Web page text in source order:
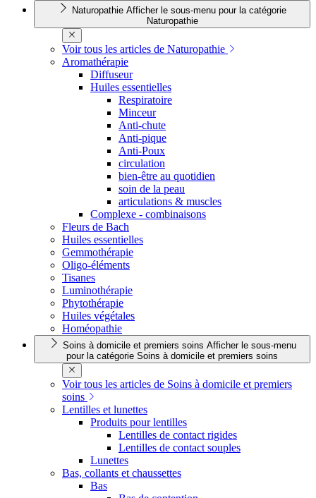
Naturopathie Afficher le sous-menu pour la catégorie
Naturopathie
Voir tous les articles de Naturopathie
Aromathérapie
Diffuseur
Huiles essentielles
Respiratoire
Minceur
Anti-chute
Anti-pique
Anti-Poux
circulation
bien-être au quotidien
soin de la peau
articulations & muscles
Complexe - combinaisons
Fleurs de Bach
Huiles essentielles
Gemmothérapie
Oligo-éléments
Tisanes
Luminothérapie
Phytothérapie
Huiles végétales
Homéopathie
Soins à domicile et premiers soins Afficher le sous-menu
pour la catégorie Soins à domicile et premiers soins
Voir tous les articles de Soins à domicile et premiers
soins
Lentilles et lunettes
Produits pour lentilles
Lentilles de contact rigides
Lentilles de contact souples
Lunettes
Bas, collants et chaussettes
Bas